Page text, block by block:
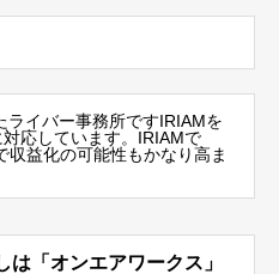
ライバー事務所ですIRIAMを
応しています。IRIAMで
収益化の可能性もかなり高ま
は「オンエアワークス」